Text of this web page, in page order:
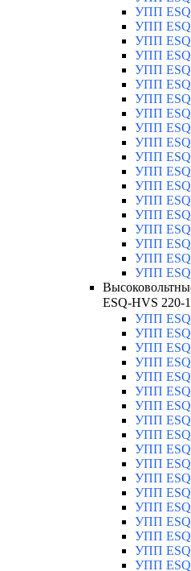
УПП
УПП
УПП
УПП
УПП
УПП
УПП
УПП
УПП
УПП
УПП
УПП
УПП
УПП
УПП
УПП
УПП
УПП
УПП
ESQ-HVS 220-
УПП
УПП
УПП
УПП
УПП
УПП
УПП
УПП
УПП
УПП
УПП
УПП
УПП
УПП
УПП
УПП
УПП
УПП